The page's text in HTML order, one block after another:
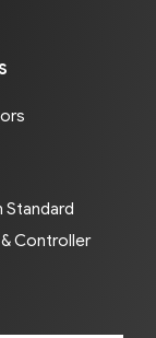
Standard
Controller